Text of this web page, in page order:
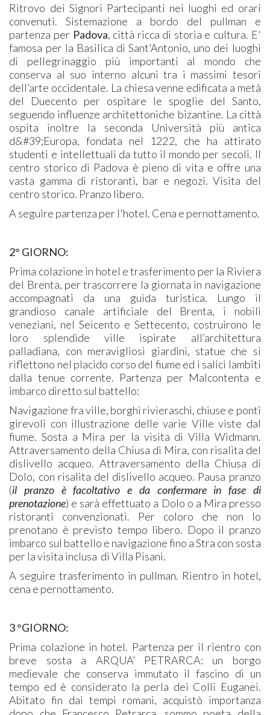
Ritrovo dei Signori Partecipanti nei luoghi ed orari
convenuti. Sistemazione a bordo del pullman e
partenza per Padova, città ricca di storia e cultura. E'
famosa per la Basilica di Sant'Antonio, uno dei luoghi
di pellegrinaggio più importanti al mondo che
conserva al suo interno alcuni tra i massimi tesori
dell’arte occidentale. La chiesa venne edificata a metà
del Duecento per ospitare le spoglie del Santo,
seguendo influenze architettoniche bizantine. La città
ospita inoltre la seconda Università più antica
d&#39;Europa, fondata nel 1222, che ha attirato
studenti e intellettuali da tutto il mondo per secoli. Il
centro storico di Padova è pieno di vita e offre una
vasta gamma di ristoranti, bar e negozi. Visita del
centro storico. Pranzo libero.
A seguire partenza per l'hotel. Cena e pernottamento.
2° GIORNO:
Prima colazione in hotel e trasferimento per la Riviera
del Brenta, per trascorrere la giornata in navigazione
accompagnati da una guida turistica. Lungo il
grandioso canale artificiale del Brenta, i nobili
veneziani, nel Seicento e Settecento, costruirono le
loro splendide ville ispirate all’architettura
palladiana, con meravigliosi giardini, statue che si
riflettono nel placido corso del fiume ed i salici lambiti
dalla tenue corrente. Partenza per Malcontenta e
imbarco diretto sul battello:
Navigazione fra ville, borghi rivieraschi, chiuse e ponti
girevoli con illustrazione delle varie Ville viste dal
fiume. Sosta a Mira per la visita di Villa Widmann.
Attraversamento della Chiusa di Mira, con risalita del
dislivello acqueo. Attraversamento della Chiusa di
Dolo, con risalita del dislivello acqueo. Pausa pranzo
(il pranzo è facoltativo e da confermare in fase di
prenotazione) e sarà effettuato a Dolo o a Mira presso
ristoranti convenzionati. Per coloro che non lo
prenotano è previsto tempo libero. Dopo il pranzo
imbarco sul battello e navigazione fino a Stra con sosta
per la visita inclusa di Villa Pisani.
A seguire trasferimento in pullman. Rientro in hotel,
cena e pernottamento.
3 °GIORNO:
Prima colazione in hotel. Partenza per il rientro con
breve sosta a ARQUA’ PETRARCA: un borgo
medievale che conserva immutato il fascino di un
tempo ed è considerato la perla dei Colli Euganei.
Abitato fin dai tempi romani, acquistò importanza